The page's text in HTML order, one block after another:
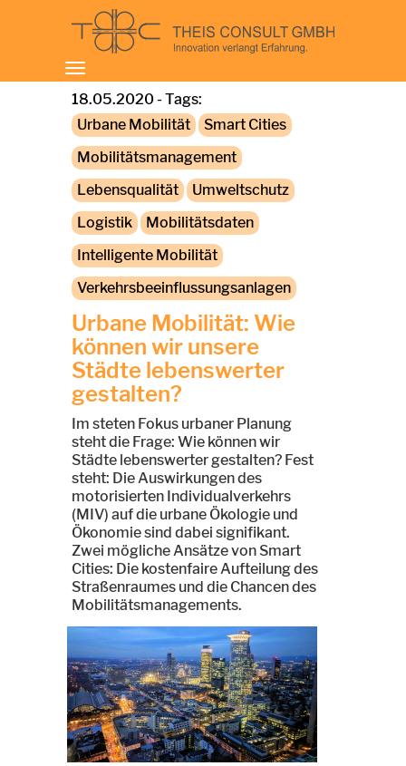
Toggle
navigation
18.05.2020 - Tags:
Urbane Mobilität
Smart Cities
Mobilitätsmanagement
Lebensqualität
Umweltschutz
Logistik
Mobilitätsdaten
Intelligente Mobilität
Verkehrsbeeinflussungsanlagen
Urbane Mobilität: Wie
können wir unsere
Städte lebenswerter
gestalten?
Im steten Fokus urbaner Planung
steht die Frage: Wie können wir
Städte lebenswerter gestalten? Fest
steht: Die Auswirkungen des
motorisierten Individualverkehrs
(MIV) auf die urbane Ökologie und
Ökonomie sind dabei signifikant.
Zwei mögliche Ansätze von Smart
Cities: Die kostenfaire Aufteilung des
Straßenraumes und die Chancen des
Mobilitätsmanagements.